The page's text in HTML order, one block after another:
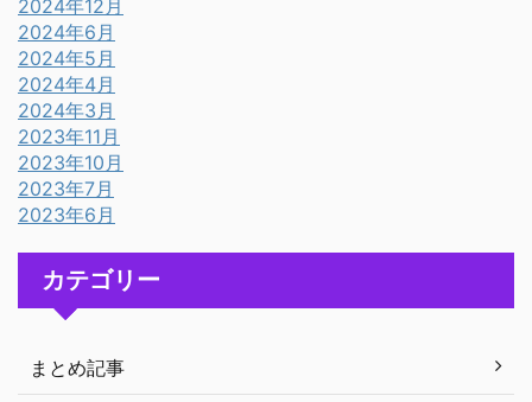
2024年12月
2024年6月
2024年5月
2024年4月
2024年3月
2023年11月
2023年10月
2023年7月
2023年6月
カテゴリー
まとめ記事